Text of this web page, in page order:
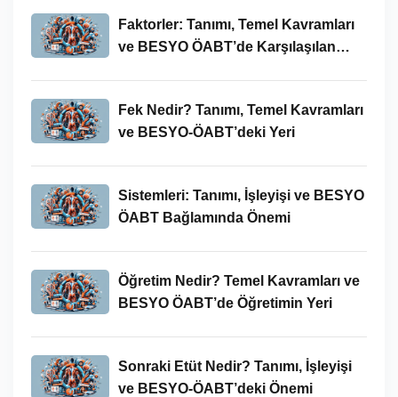
Faktorler: Tanımı, Temel Kavramları
ve BESYO ÖABT’de Karşılaşılan
Fek Nedir? Tanımı, Temel Kavramları
ve BESYO-ÖABT’deki Yeri
Sistemleri: Tanımı, İşleyişi ve BESYO
ÖABT Bağlamında Önemi
Öğretim Nedir? Temel Kavramları ve
BESYO ÖABT’de Öğretimin Yeri
Sonraki Etüt Nedir? Tanımı, İşleyişi
ve BESYO-ÖABT’deki Önemi